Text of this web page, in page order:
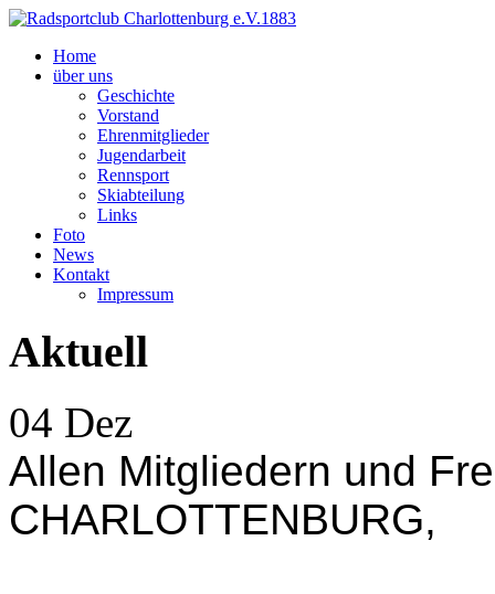
Home
über uns
Geschichte
Vorstand
Ehrenmitglieder
Jugendarbeit
Rennsport
Skiabteilung
Links
Foto
News
Kontakt
Impressum
Aktuell
04 Dez
Allen Mitgliedern und
CHARLOTTENBURG,